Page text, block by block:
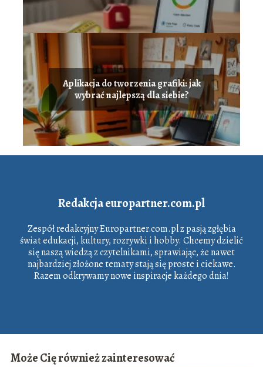
Aplikacja do tworzenia grafiki: jak
wybrać najlepszą dla siebie?
Redakcja europartner.com.pl
Zespół redakcyjny Europartner.com.pl z pasją zgłębia
świat edukacji, kultury, rozrywki i hobby. Chcemy dzielić
się naszą wiedzą z czytelnikami, sprawiając, że nawet
najbardziej złożone tematy stają się proste i ciekawe.
Razem odkrywamy nowe inspiracje każdego dnia!
Może Cię również zainteresować